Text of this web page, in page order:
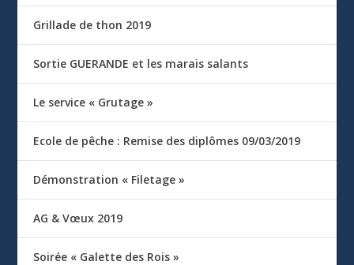
Grillade de thon 2019
Sortie GUERANDE et les marais salants
Le service « Grutage »
Ecole de pêche : Remise des diplômes 09/03/2019
Démonstration « Filetage »
AG & Vœux 2019
Soirée « Galette des Rois »